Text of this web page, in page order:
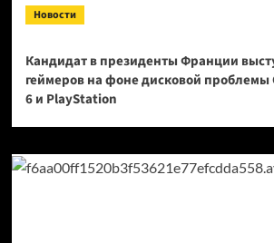
Новости
Кандидат в президенты Франции
геймеров на фоне дисковой проблемы
6 и PlayStation